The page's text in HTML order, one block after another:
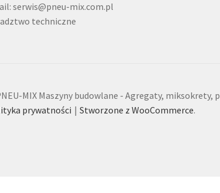
serwis@pneu-mix.com.pl
techniczne
MIX Maszyny budowlane - Agregaty,
prywatności
Stworzone z WooCommerce.